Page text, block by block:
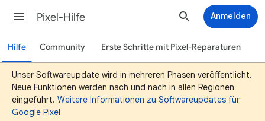
Pixel-Hilfe Anmelden
Hilfe Community Erste Schritte mit Pixel-Reparaturen
Unser Softwareupdate wird in mehreren Phasen veröffentlicht.
Neue Funktionen werden nach und nach in allen Regionen
eingeführt. Weitere Informationen zu Softwareupdates für
Google Pixel